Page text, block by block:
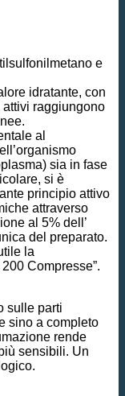
e
idratante, con
raggiungono
al
sia in fase
si è
principio attivo
attraverso
al 5% dell’
del preparato.
la
Compresse”.
sulle parti
sino a completo
rende
sensibili. Un